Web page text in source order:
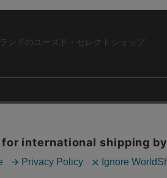
ンドのユーズド・セレクトショップ
ト
イト
コーポレートサイト
会社概要